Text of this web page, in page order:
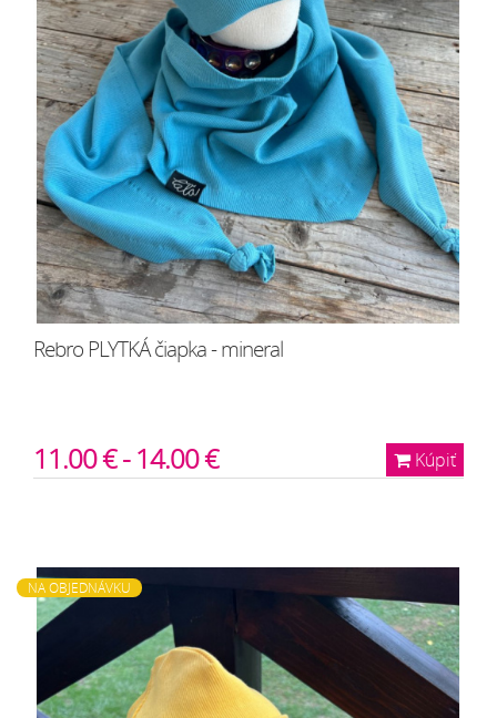
Rebro PLYTKÁ čiapka - mineral
Kúpiť
11.00 € - 14.00 €
NA OBJEDNÁVKU